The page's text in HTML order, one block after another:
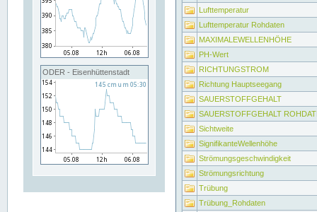
ODER - Eisenhüttenstadt
Lufttemperatur
Lufttemperatur Rohdaten
MAXIMALEWELLENHÖHE
PH-Wert
RICHTUNGSTROM
Richtung Hauptseegang
SAUERSTOFFGEHALT
SAUERSTOFFGEHALT
Sichtweite
SignifikanteWellenhöhe
Strömungsgeschwindigkeit
Strömungsrichtung
Trübung
Trübung_Rohdaten